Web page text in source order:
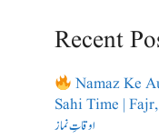
Recent
Namaz Ke
Sahi Time |
اوقاتِ نماز